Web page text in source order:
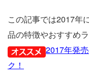
この記事では2017年
品の特徴やおすすめ
2017年発
ク！